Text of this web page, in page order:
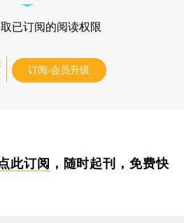
已订阅的阅读权限
订阅/会员升级
此订阅 ，随时起刊，免费快